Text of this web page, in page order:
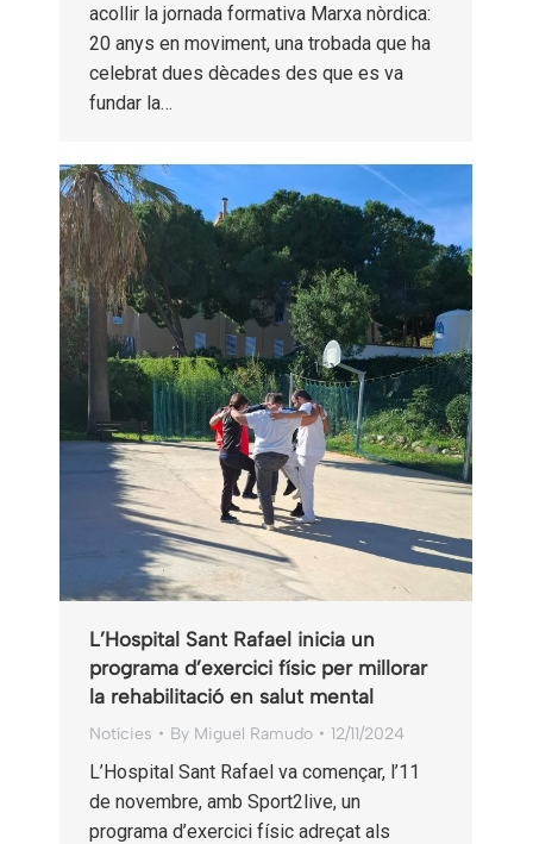
acollir la jornada formativa Marxa nòrdica:
20 anys en moviment, una trobada que ha
celebrat dues dècades des que es va
fundar la…
L’Hospital Sant Rafael inicia un
programa d’exercici físic per millorar
la rehabilitació en salut mental
Notícies By Miguel Ramudo 12/11/2024
L’Hospital Sant Rafael va començar, l’11
de novembre, amb Sport2live, un
programa d’exercici físic adreçat als